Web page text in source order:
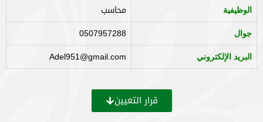
الوظيفية محاسب
جوال 0507957288
البريد الإلكتروني Adel951@gmail.com
قرار التعيين